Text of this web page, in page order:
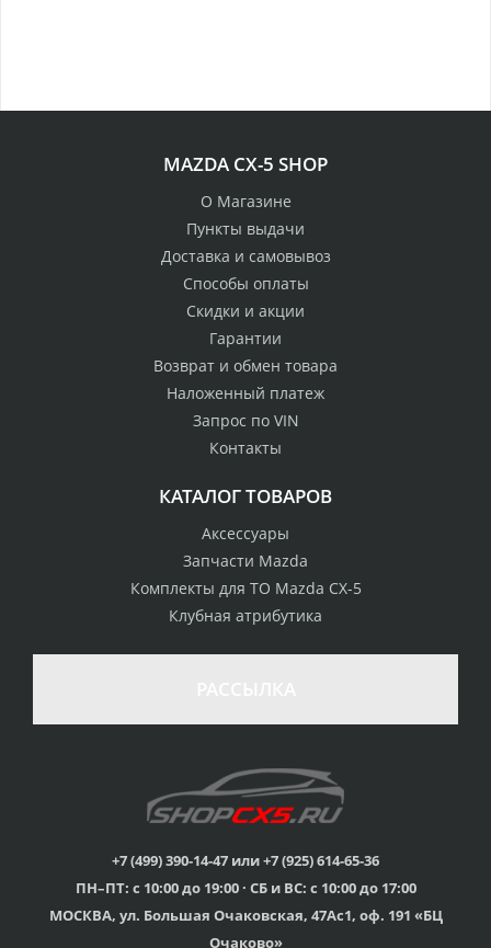
MAZDA CX-5 SHOP
О Магазине
Пункты выдачи
Доставка и самовывоз
Способы оплаты
Скидки и акции
Гарантии
Возврат и обмен товара
Наложенный платеж
Запрос по VIN
Контакты
КАТАЛОГ ТОВАРОВ
Аксессуары
Запчасти Mazda
Комплекты для ТО Mazda CX-5
Клубная атрибутика
+7 (499) 390-14-47 или +7 (925) 614-65-36
ПН–ПТ: с 10:00 до 19:00 · СБ и ВС: с 10:00 до 17:00
МОСКВА, ул. Большая Очаковская, 47Ас1, оф. 191 «БЦ
Очаково»